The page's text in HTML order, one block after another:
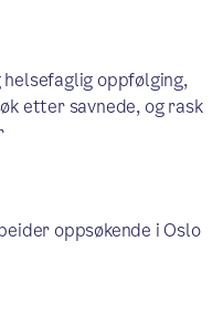
oppfølging,
etter savnede, og rask
oppsøkende i Oslo